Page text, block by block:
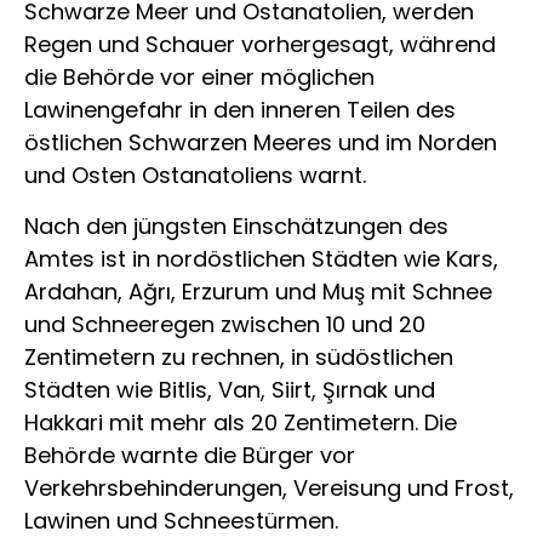
Schwarze Meer und Ostanatolien, werden
Regen und Schauer vorhergesagt, während
die Behörde vor einer möglichen
Lawinengefahr in den inneren Teilen des
östlichen Schwarzen Meeres und im Norden
und Osten Ostanatoliens warnt.
Nach den jüngsten Einschätzungen des
Amtes ist in nordöstlichen Städten wie Kars,
Ardahan, Ağrı, Erzurum und Muş mit Schnee
und Schneeregen zwischen 10 und 20
Zentimetern zu rechnen, in südöstlichen
Städten wie Bitlis, Van, Siirt, Şırnak und
Hakkari mit mehr als 20 Zentimetern. Die
Behörde warnte die Bürger vor
Verkehrsbehinderungen, Vereisung und Frost,
Lawinen und Schneestürmen.